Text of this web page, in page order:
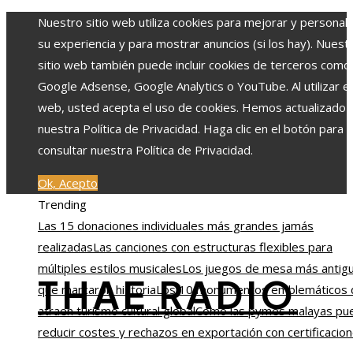
Nuestro sitio web utiliza cookies para mejorar y
su experiencia y para mostrar anuncios (si los hay).
sitio web también puede incluir cookies de terceros como
Google Adsense, Google Analytics o YouTube. Al utilizar
web, usted acepta el uso de cookies. Hemos actualizado
nuestra Política de Privacidad. Haga clic en el botón para
consultar nuestra Política de Privacidad.
Ok, Acepto
Trending
Las 15 donaciones individuales más grandes jamás
realizadasLas canciones con estructuras flexibles para
múltiples estilos musicalesLos juegos de mesa más
que marcaron historiaLos 10 monumentos emblemáticos
atraen turismo cultural globalCómo las pymes malayas
reducir costes y rechazos en exportación con
THAE RADIO